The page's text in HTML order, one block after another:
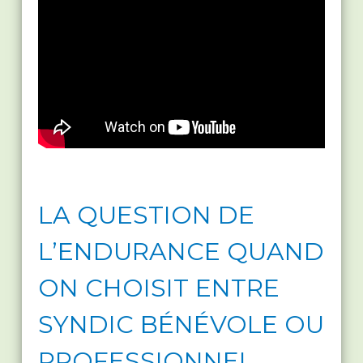
LA QUESTION DE
L’ENDURANCE QUAND
ON CHOISIT ENTRE
SYNDIC BÉNÉVOLE OU